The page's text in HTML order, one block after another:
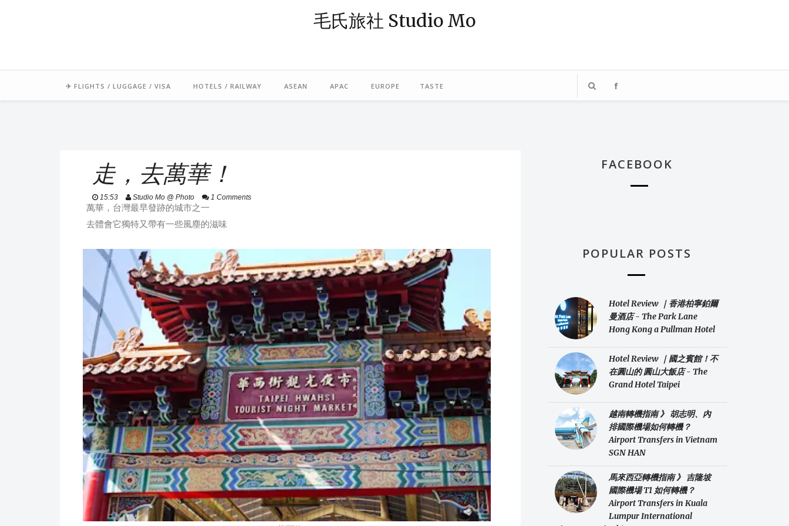
毛氏旅社 Studio Mo
✈ FLIGHTS / LUGGAGE / VISA HOTELS / RAILWAY ASEAN APAC EUROPE TASTE
走，去萬華！
15:53 Studio Mo @ Photo 1 Comments
萬華，台灣最早發跡的城市之一
去體會它獨特又帶有一些風塵的滋味
FACEBOOK
POPULAR POSTS
Hotel Review ｜香港柏寧鉑爾
曼酒店 - The Park Lane
Hong Kong a Pullman Hotel
Hotel Review ｜國之賓館！不
在圓山的 圓山大飯店 - The
Grand Hotel Taipei
越南轉機指南 》 胡志明、內
排國際機場如何轉機？
Airport Transfers in Vietnam
SGN HAN
馬來西亞轉機指南 》 吉隆坡
國際機場 T1 如何轉機？
Airport Transfers in Kuala
Lumpur International